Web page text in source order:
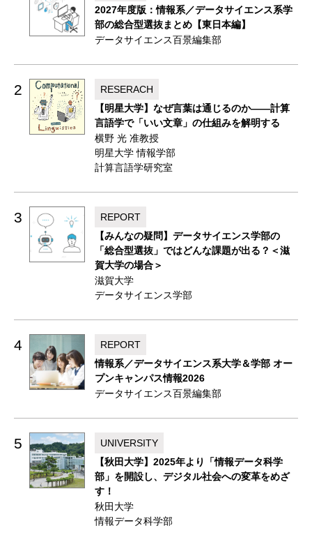
2027年度版：情報系／データサイエンス系学
部の総合型選抜まとめ【東日本編】
データサイエンス百景編集部
2
RESERACH
【明星大学】なぜ言葉は通じるのか——計算
言語学で「いい文章」の仕組みを解明する
横野 光 准教授
明星大学 情報学部
計算言語学研究室
3
REPORT
【みんなの疑問】データサイエンス学部の
「総合型選抜」ではどんな課題が出る？＜滋
賀大学の場合＞
滋賀大学
データサイエンス学部
4
REPORT
情報系／データサイエンス系大学＆学部 オー
プンキャンパス情報2026
データサイエンス百景編集部
5
UNIVERSITY
【秋田大学】2025年より「情報データ科学
部」を開設し、デジタル社会への変革をめざ
す！
秋田大学
情報データ科学部